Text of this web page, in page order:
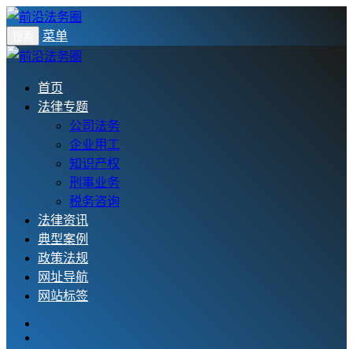
菜单
首页
法律专题
公司法务
企业用工
知识产权
刑事业务
税务咨询
法律资讯
典型案例
政策法规
网址导航
网站标签